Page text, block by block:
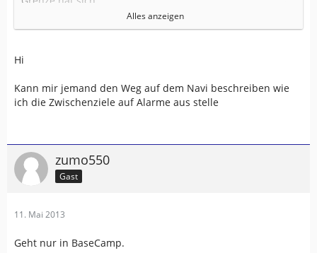
erledigt. Wie hoch die max. Anzahl mit dieser Einstellung
ist, weiß ich
Gruß
Alles anzeigen
Hi
Kann mir jemand den Weg auf dem Navi beschreiben wie
ich die Zwischenziele auf Alarme aus stelle
zumo550
Gast
11. Mai 2013
Geht nur in BaseCamp.